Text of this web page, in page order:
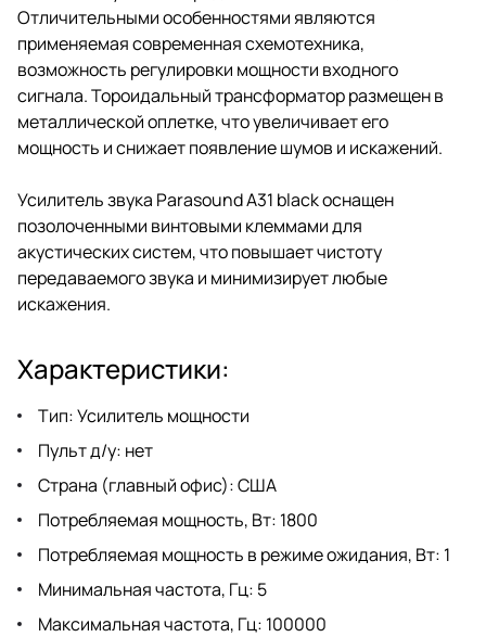
Отличительными особенностями являются
применяемая современная схемотехника,
возможность регулировки мощности входного
сигнала. Тороидальный трансформатор размещен в
металлической оплетке, что увеличивает его
мощность и снижает появление шумов и искажений.
Усилитель звука Parasound A31 black оснащен
позолоченными винтовыми клеммами для
акустических систем, что повышает чистоту
передаваемого звука и минимизирует любые
искажения.
Характеристики:
Тип: Усилитель мощности
Пульт д/у: нет
Страна (главный офис): США
Потребляемая мощность, Вт: 1800
Потребляемая мощность в режиме ожидания, Вт: 1
Минимальная частота, Гц: 5
Максимальная частота, Гц: 100000